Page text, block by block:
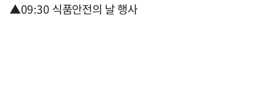
▲09:30 식품안전의 날 행사